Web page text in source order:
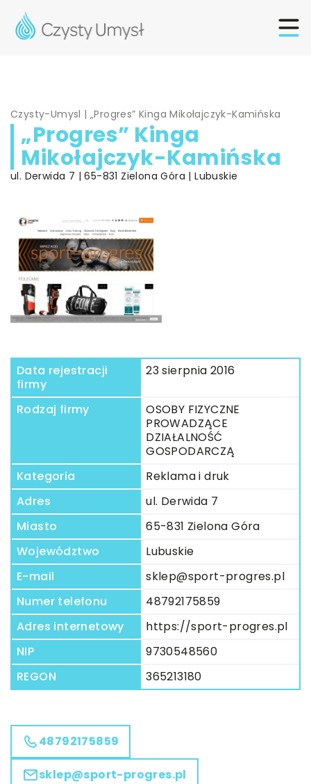
Czysty-Umysl |„Progres” Kinga Mikołajczyk-Kamińska
„Progres” Kinga
Mikołajczyk-Kamińska
ul. Derwida 7 | 65-831 Zielona Góra | Lubuskie
Data rejestracji
firmy
23 sierpnia 2016
Rodzaj firmy
OSOBY FIZYCZNE
PROWADZĄCE
DZIAŁALNOŚĆ
GOSPODARCZĄ
Kategoria
Reklama i druk
Adres
ul. Derwida 7
Miasto
65-831 Zielona Góra
Województwo
Lubuskie
E-mail
sklep@sport-progres.pl
Numer telefonu
48792175859
Adres internetowy
https://sport-progres.pl
NIP
9730548560
REGON
365213180
48792175859
sklep@sport-progres.pl